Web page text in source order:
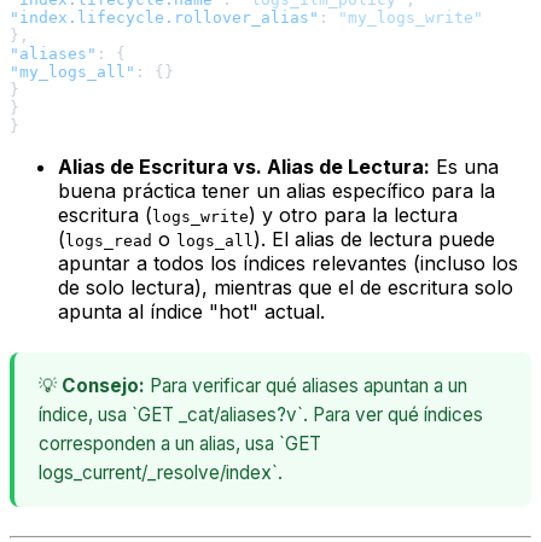
"index.lifecycle.rollover_alias" :
"my_logs_write"
} ,
"aliases" :
{
"my_logs_all" : { }
}
}
}
Alias de Escritura vs. Alias de Lectura: Es una
buena práctica tener un alias específico para la
escritura (logs_write) y otro para la lectura
(logs_read o logs_all ). El alias de lectura puede
apuntar a todos los índices relevantes (incluso los
de solo lectura), mientras que el de escritura solo
apunta al índice "hot" actual.
💡 Consejo: Para verificar qué aliases apuntan a un
índice, usa `GET _cat/aliases?v`. Para ver qué índices
corresponden a un alias, usa `GET
logs_current/_resolve/index`.